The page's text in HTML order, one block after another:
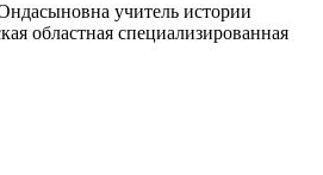
учитель истории
областная специализированная